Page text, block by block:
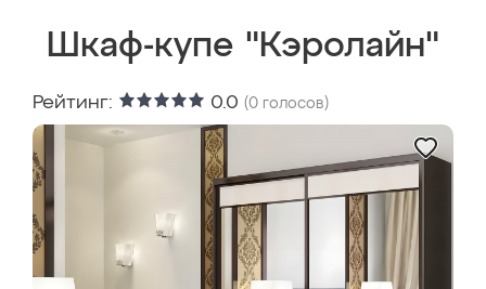
Шкаф-купе "Кэролайн"
Рейтинг: 0.0 (0 голосов)